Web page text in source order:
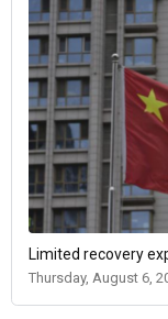
Limited recovery
Thursday, August 6,